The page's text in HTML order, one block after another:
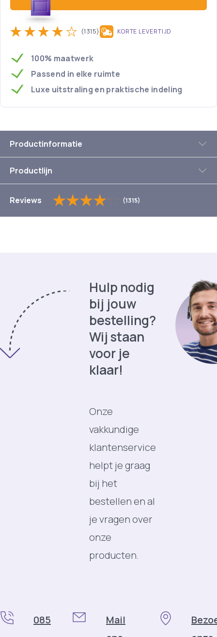
(1315) KORTE LEVERTIJD
100% maatwerk
Passend in elke ruimte
Luxe uitstraling en praktische indeling
Productinformatie
Productlijn
Reviews (1315)
Hulp nodig
bij jouw
bestelling?
Wij staan
voor je
klaar!
Onze
vakkundige
klantenservice
helpt je graag
bij het
bestellen en al
je vragen over
onze
producten.
085
Mail